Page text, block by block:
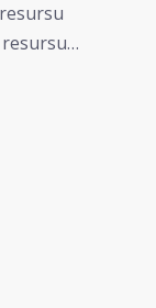
resursu…